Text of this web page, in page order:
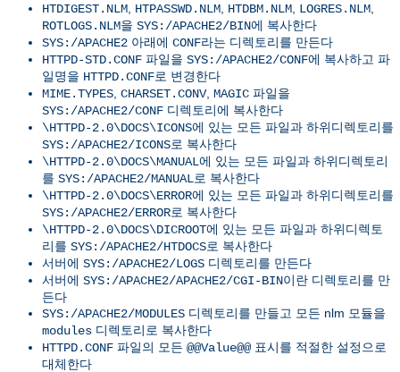
HTDIGEST.NLM HTPASSWD.NLM HTDBM.NLM LOGRES.NLM
ROTLOGS.NLM을 SYS:/APACHE2/BIN에 복사한다
SYS:/APACHE2 아래에 CONF라는 디렉토리를 만든다
HTTPD-STD.CONF 파일을 SYS:/APACHE2/CONF에 복사하고 파
일명을 HTTPD.CONF로 변경한다
MIME.TYPES CHARSET.CONV, MAGIC 파일을
SYS:/APACHE2/CONF 디렉토리에 복사한다
\HTTPD-2.0\DOCS\ICONS에 있는 모든 파일과 하위디렉토리를
SYS:/APACHE2/ICONS로 복사한다
\HTTPD-2.0\DOCS\MANUAL에 있는 모든 파일과 하위디렉토리
를 SYS:/APACHE2/MANUAL로 복사한다
\HTTPD-2.0\DOCS\ERROR에 있는 모든 파일과 하위디렉토리를
SYS:/APACHE2/ERROR로 복사한다
\HTTPD-2.0\DOCS\DICROOT에 있는 모든 파일과 하위디렉토
리를 SYS:/APACHE2/HTDOCS로 복사한다
서버에 SYS:/APACHE2/LOGS 디렉토리를 만든다
서버에 SYS:/APACHE2/APACHE2/CGI-BIN이란 디렉토리를 만
든다
SYS:/APACHE2/MODULES 디렉토리를 만들고 모든 nlm 모듈을
modules 디렉토리로 복사한다
HTTPD.CONF 파일의 모든 @@Value@@표시를 적절한 설정으로
대체한다